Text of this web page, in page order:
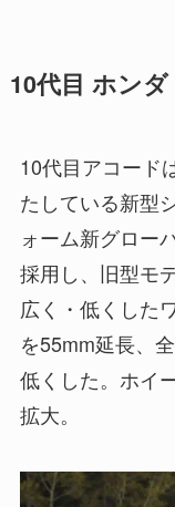
10代目 ホン
10代目アコード
たしている新型
ォーム新グロー
採用し、旧型モ
広く・低くした
を55mm延長、
低くした。ホイ
拡大。